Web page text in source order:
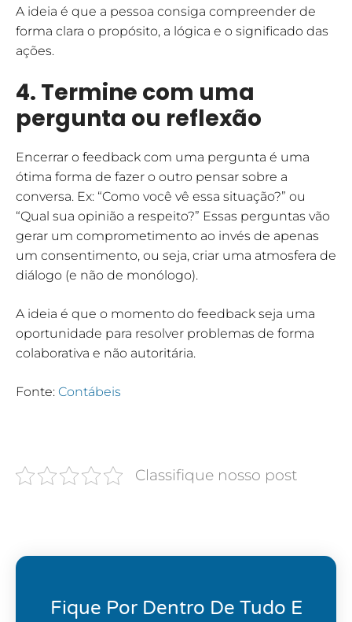
A ideia é que a pessoa consiga compreender de
forma clara o propósito, a lógica e o significado das
ações.
4. Termine com uma
pergunta ou reflexão
Encerrar o feedback com uma pergunta é uma
ótima forma de fazer o outro pensar sobre a
conversa. Ex: “Como você vê essa situação?” ou
“Qual sua opinião a respeito?” Essas perguntas vão
gerar um comprometimento ao invés de apenas
um consentimento, ou seja, criar uma atmosfera de
diálogo (e não de monólogo).
A ideia é que o momento do feedback seja uma
oportunidade para resolver problemas de forma
colaborativa e não autoritária.
Fonte: Contábeis
Classifique nosso post
Fique Por Dentro De Tudo E